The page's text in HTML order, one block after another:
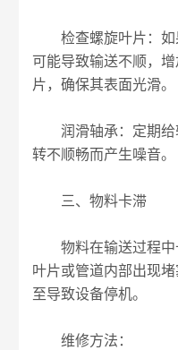
检查螺旋叶片：如
可能导致输送不顺，
片，确保其表面光滑。
润滑轴承：定期给
转不顺畅而产生噪音。
三、物料卡滞
物料在输送过程中
叶片或管道内部出现
至导致设备停机。
维修方法：